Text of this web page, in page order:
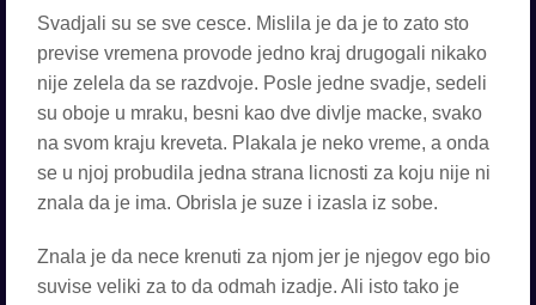
Svadjali su se sve cesce. Mislila je da je to zato sto
previse vremena provode jedno kraj drugogali nikako
nije zelela da se razdvoje. Posle jedne svadje, sedeli
su oboje u mraku, besni kao dve divlje macke, svako
na svom kraju kreveta. Plakala je neko vreme, a onda
se u njoj probudila jedna strana licnosti za koju nije ni
znala da je ima. Obrisla je suze i izasla iz sobe.
Znala je da nece krenuti za njom jer je njegov ego bio
suvise veliki za to da odmah izadje. Ali isto tako je